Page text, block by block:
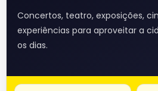
Concertos, teatro, exposições,
experiências para aproveitar a
os dias.